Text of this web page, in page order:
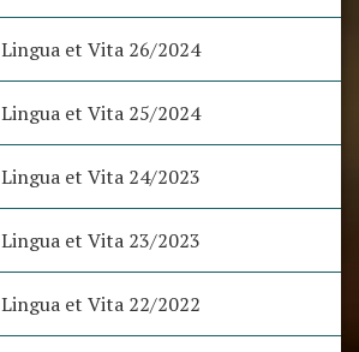
Lingua et Vita 26/2024
Lingua et Vita 25/2024
Lingua et Vita 24/2023
Lingua et Vita 23/2023
Lingua et Vita 22/2022